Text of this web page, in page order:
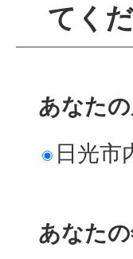
てく
あなた
日光市
あなた